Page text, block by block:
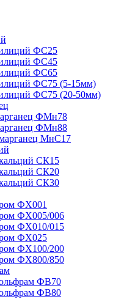
ФС25
ФС45
ФС65
ФС75 (5-15мм)
ФС75 (20-50мм)
ФМн78
ФМн88
МнС17
СК15
СК20
СК30
ФХ001
ФХ005/006
ФХ010/015
ФХ025
ФХ100/200
ФХ800/850
ФВ70
ФВ80